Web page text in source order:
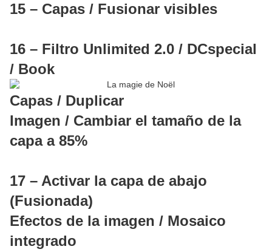
15 – Capas / Fusionar visibles
16 – Filtro Unlimited 2.0 / DCspecial
/ Book
Capas / Duplicar
Imagen / Cambiar el tamaño de la
capa a 85%
17 – Activar la capa de abajo
(Fusionada)
Efectos de la imagen / Mosaico
integrado